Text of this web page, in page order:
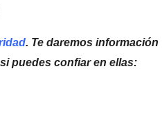
. Te daremos información
puedes confiar en ellas: